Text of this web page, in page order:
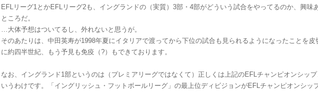
EFLリーグ1とかEFLリーグ2も、イングランドの（実質）3部・4部がどういう試合をやってるのか、興味
ところだ。
…大体予想はついてるし、外れないと思うが。
そのあたりは、中田英寿が1998年夏にイタリアで渡ってから下位の試合も見られるようになったことを皮
に約四半世紀、もう予見も免疫（?）もできております。
なお、イングランド1部というのは（プレミアリーグではなくて）正しくは上記のEFLチャンピオンシップ
いうわけです。「イングリッシュ・フットボールリーグ」の最上位ディビジョンがEFLチャンピオンシップ